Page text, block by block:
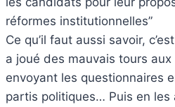
réformes institutionnelles”
Ce qu’il faut aussi savoir,
a joué des mauvais tours
envoyant les questionnaires
partis politiques… Puis en les